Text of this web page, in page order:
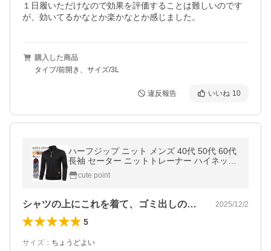
１日履いただけなので効果を評価することは難しいのです
が、効いてるかなとか楽かなとか感じました。
購入した商品
タイプ/前開き、サイズ/3L
違反報告 いいね 10
ハーフジップ ニット メンズ 40代 50代 60代
長袖 セーター ニットトレーナー ハイネック
ゴルフウェア ポロシャツ トップス
cute point
シャツの上にこれを着て、ゴミ出しの準備… 2025/12/2
5
サイズ ： ちょうどよい